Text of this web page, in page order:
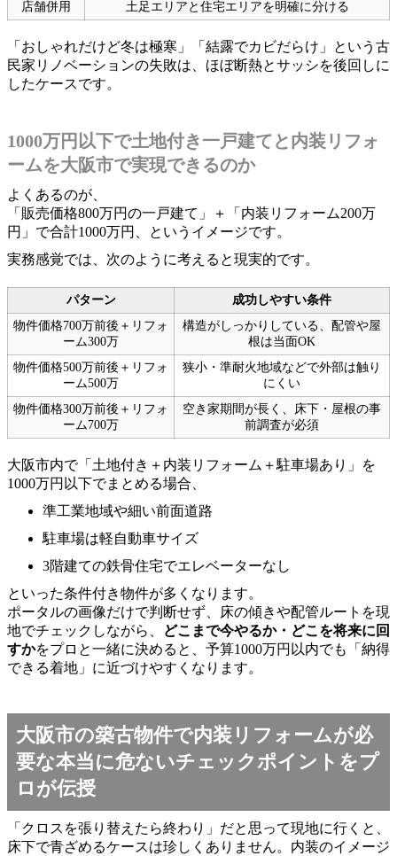
店舗併用 土足エリアと住宅エリアを明確に分ける
「おしゃれだけど冬は極寒」「結露でカビだらけ」という古
民家リノベーションの失敗は、ほぼ断熱とサッシを後回しに
したケースです。
1000万円以下で土地付き一戸建てと内装リフォ
ームを大阪市で実現できるのか
よくあるのが、
「販売価格800万円の一戸建て」＋「内装リフォーム200万
円」で合計1000万円、というイメージです。
実務感覚では、次のように考えると現実的です。
パターン
成功しやすい条件
物件価格700万前後＋リフォ
ーム300万
構造がしっかりしている、配管や屋
根は当面OK
物件価格500万前後＋リフォ
ーム500万
狭小・準耐火地域などで外部は触り
にくい
物件価格300万前後＋リフォ
ーム700万
空き家期間が長く、床下・屋根の事
前調査が必須
大阪市内で「土地付き＋内装リフォーム＋駐車場あり」を
1000万円以下でまとめる場合、
準工業地域や細い前面道路
駐車場は軽自動車サイズ
3階建ての鉄骨住宅でエレベーターなし
といった条件付き物件が多くなります。
ポータルの画像だけで判断せず、床の傾きや配管ルートを現
地でチェックしながら、
どこまで今やるか・どこを将来に回
すかをプロと一緒に決めると、予算1000万円以内でも「納得
できる着地」に近づけやすくなります。
大阪市の築古物件で内装リフォームが必
要な本当に危ないチェックポイントをプ
ロが伝授
「クロスを張り替えたら終わり」だと思って現地に行くと、
床下で青ざめるケースは珍しくありません。内装のイメージ